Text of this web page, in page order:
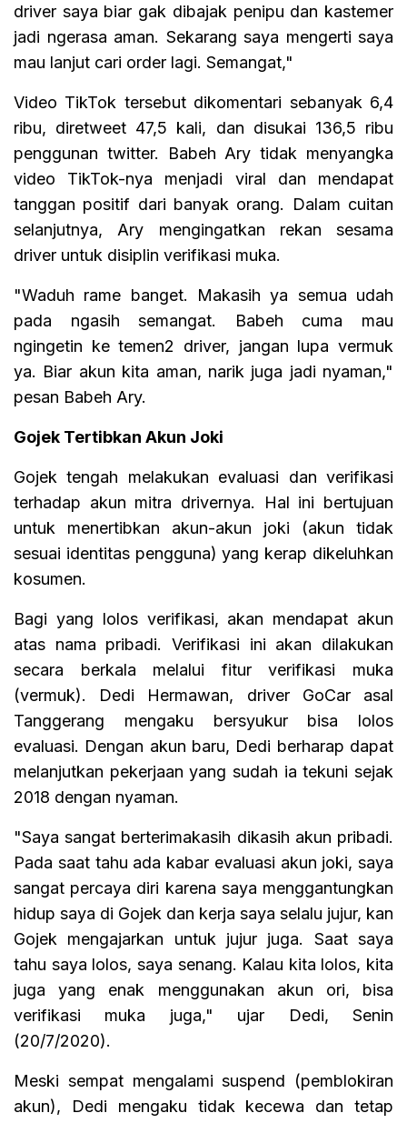
driver saya biar gak dibajak penipu dan kastemer
jadi ngerasa aman. Sekarang saya mengerti saya
mau lanjut cari order lagi. Semangat,"
Video TikTok tersebut dikomentari sebanyak 6,4
ribu, diretweet 47,5 kali, dan disukai 136,5 ribu
penggunan twitter. Babeh Ary tidak menyangka
video TikTok-nya menjadi viral dan mendapat
tanggan positif dari banyak orang. Dalam cuitan
selanjutnya, Ary mengingatkan rekan sesama
driver untuk disiplin verifikasi muka.
"Waduh rame banget. Makasih ya semua udah
pada ngasih semangat. Babeh cuma mau
ngingetin ke temen2 driver, jangan lupa vermuk
ya. Biar akun kita aman, narik juga jadi nyaman,"
pesan Babeh Ary.
Gojek Tertibkan Akun Joki
Gojek tengah melakukan evaluasi dan verifikasi
terhadap akun mitra drivernya. Hal ini bertujuan
untuk menertibkan akun-akun joki (akun tidak
sesuai identitas pengguna) yang kerap dikeluhkan
kosumen.
Bagi yang lolos verifikasi, akan mendapat akun
atas nama pribadi. Verifikasi ini akan dilakukan
secara berkala melalui fitur verifikasi muka
(vermuk). Dedi Hermawan, driver GoCar asal
Tanggerang mengaku bersyukur bisa lolos
evaluasi. Dengan akun baru, Dedi berharap dapat
melanjutkan pekerjaan yang sudah ia tekuni sejak
2018 dengan nyaman.
"Saya sangat berterimakasih dikasih akun pribadi.
Pada saat tahu ada kabar evaluasi akun joki, saya
sangat percaya diri karena saya menggantungkan
hidup saya di Gojek dan kerja saya selalu jujur, kan
Gojek mengajarkan untuk jujur juga. Saat saya
tahu saya lolos, saya senang. Kalau kita lolos, kita
juga yang enak menggunakan akun ori, bisa
verifikasi muka juga," ujar Dedi, Senin
(20/7/2020).
Meski sempat mengalami suspend (pemblokiran
akun), Dedi mengaku tidak kecewa dan tetap